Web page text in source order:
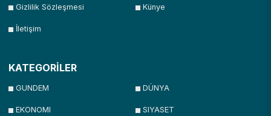
Gizlilik Sözleşmesi Künye
İletişim
KATEGORİLER
GUNDEM DÜNYA
EKONOMI SIYASET